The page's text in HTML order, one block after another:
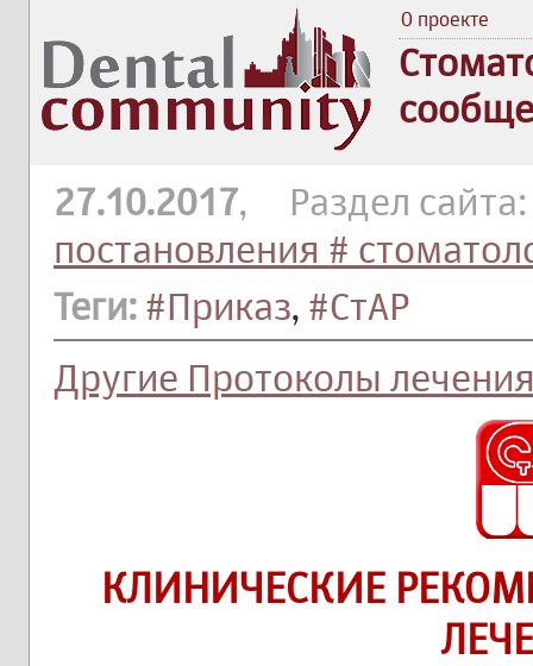
О проекте
27.10.2017, Раздел
постановления #
Теги: #Приказ, #СтАР
Другие Протоколы
КЛИНИЧЕСКИЕ